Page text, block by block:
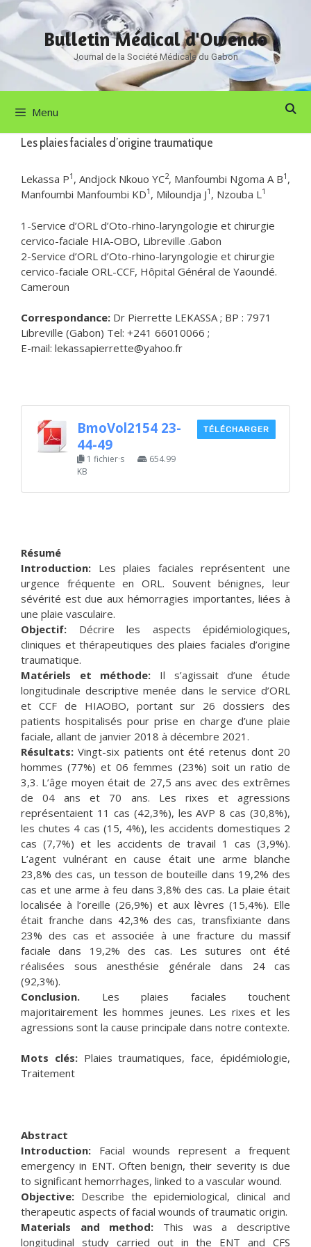
Aller
au
contenu
Bulletin Médical d'Owendo
Journal de la Société Médicale du Gabon
Menu
Les plaies faciales d’origine traumatique
Lekassa P1 , Andjock Nkouo YC2, Manfoumbi Ngoma A B1 ,
Manfoumbi Manfoumbi KD1 , Miloundja J1 , Nzouba L1
1-Service d’ORL d’Oto-rhino-laryngologie et chirurgie
cervico-faciale HIA-OBO, Libreville .Gabon
2-Service d’ORL d’Oto-rhino-laryngologie et chirurgie
cervico-faciale ORL-CCF, Hôpital Général de Yaoundé.
Cameroun
Correspondance: Dr Pierrette LEKASSA ; BP : 7971
Libreville (Gabon) Tel: +241 66010066 ;
E-mail: lekassapierrette@yahoo.fr
BmoVol2154 23-
44-49
1 fichier·s
654.99
KB
TÉLÉCHARGER
Résumé
Introduction: Les plaies faciales représentent une
urgence fréquente en ORL. Souvent bénignes, leur
sévérité est due aux hémorragies importantes, liées à
une plaie vasculaire.
Objectif: Décrire les aspects épidémiologiques,
cliniques et thérapeutiques des plaies faciales d’origine
traumatique.
Matériels et méthode: Il s’agissait d’une étude
longitudinale descriptive menée dans le service d’ORL
et CCF de HIAOBO, portant sur 26 dossiers des
patients hospitalisés pour prise en charge d’une plaie
faciale, allant de janvier 2018 à décembre 2021.
Résultats: Vingt-six patients ont été retenus dont 20
hommes (77%) et 06 femmes (23%) soit un ratio de
3,3. L’âge moyen était de 27,5 ans avec des extrêmes
de 04 ans et 70 ans. Les rixes et agressions
représentaient 11 cas (42,3%), les AVP 8 cas (30,8%),
les chutes 4 cas (15, 4%), les accidents domestiques 2
cas (7,7%) et les accidents de travail 1 cas (3,9%).
L’agent vulnérant en cause était une arme blanche
23,8% des cas, un tesson de bouteille dans 19,2% des
cas et une arme à feu dans 3,8% des cas. La plaie était
localisée à l’oreille (26,9%) et aux lèvres (15,4%). Elle
était franche dans 42,3% des cas, transfixiante dans
23% des cas et associée à une fracture du massif
faciale dans 19,2% des cas. Les sutures ont été
réalisées sous anesthésie générale dans 24 cas
(92,3%).
Conclusion. Les plaies faciales touchent
majoritairement les hommes jeunes. Les rixes et les
agressions sont la cause principale dans notre contexte.
Mots clés:Plaies traumatiques, face, épidémiologie,
Traitement
Abstract
Introduction: Facial wounds represent a frequent
emergency in ENT. Often benign, their severity is due
to significant hemorrhages, linked to a vascular wound.
Objective: Describe the epidemiological, clinical and
therapeutic aspects of facial wounds of traumatic origin.
Materials and method: This was a descriptive
longitudinal study carried out in the ENT and CFS